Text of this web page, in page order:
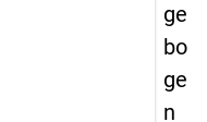
ge
bo
ge
n